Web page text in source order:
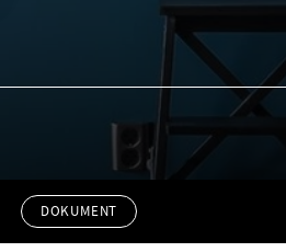
DOKUMENT